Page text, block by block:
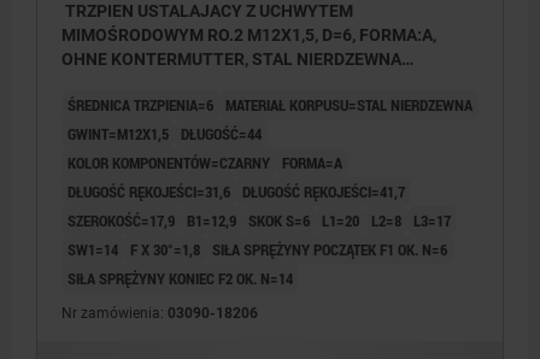
TRZPIEN USTALAJACY Z UCHWYTEM
MIMOŚRODOWYM RO.2 M12X1,5, D=6, FORMA:A,
OHNE KONTERMUTTER, STAL NIERDZEWNA
KOMP:TERMOPLAST CZARNY
ŚREDNICA TRZPIENIA=6
MATERIAŁ KORPUSU=STAL NIERDZEWNA
GWINT=M12X1,5
DŁUGOŚĆ=44
KOLOR KOMPONENTÓW=CZARNY
FORMA=A
DŁUGOŚĆ RĘKOJEŚCI=31,6
DŁUGOŚĆ RĘKOJEŚCI=41,7
SZEROKOŚĆ=17,9
B1=12,9 SKOK S=6 L1=20 L2=8
L3=17
SW1=14
F X 30°=1,8
SIŁA SPRĘŻYNY POCZĄTEK F1 OK. N=6
SIŁA SPRĘŻYNY KONIEC F2 OK. N=14
Nr zamówienia: 03090-18206